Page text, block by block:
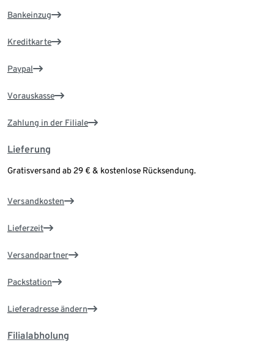
Bankeinzug
Kreditkarte
Paypal
Vorauskasse
Zahlung in der Filiale
Lieferung
Gratisversand ab 29 € & kostenlose Rücksendung.
Versandkosten
Lieferzeit
Versandpartner
Packstation
Lieferadresse ändern
Filialabholung